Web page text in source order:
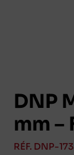
DNP
mm –
RÉF. DNP-